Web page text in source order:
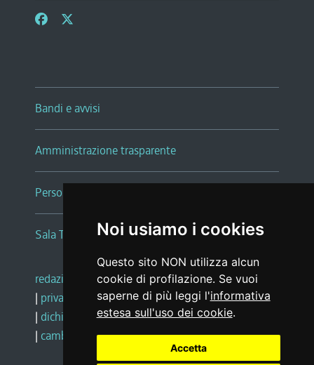
Noi usiamo i cookies
Questo sito NON utilizza alcun
cookie di profilazione. Se vuoi
saperne di più leggi l'informativa
estesa sull'uso dei cookie.
Accetta
Bandi e avvisi
Amministrazione trasparente
Persone e Uffici
Sala Tiziano Tessitori
redazione web |note legali |glossario
| privacy
social media policy
| dichiarazione di accessibilità |feedback
| cambio preferenze cookie